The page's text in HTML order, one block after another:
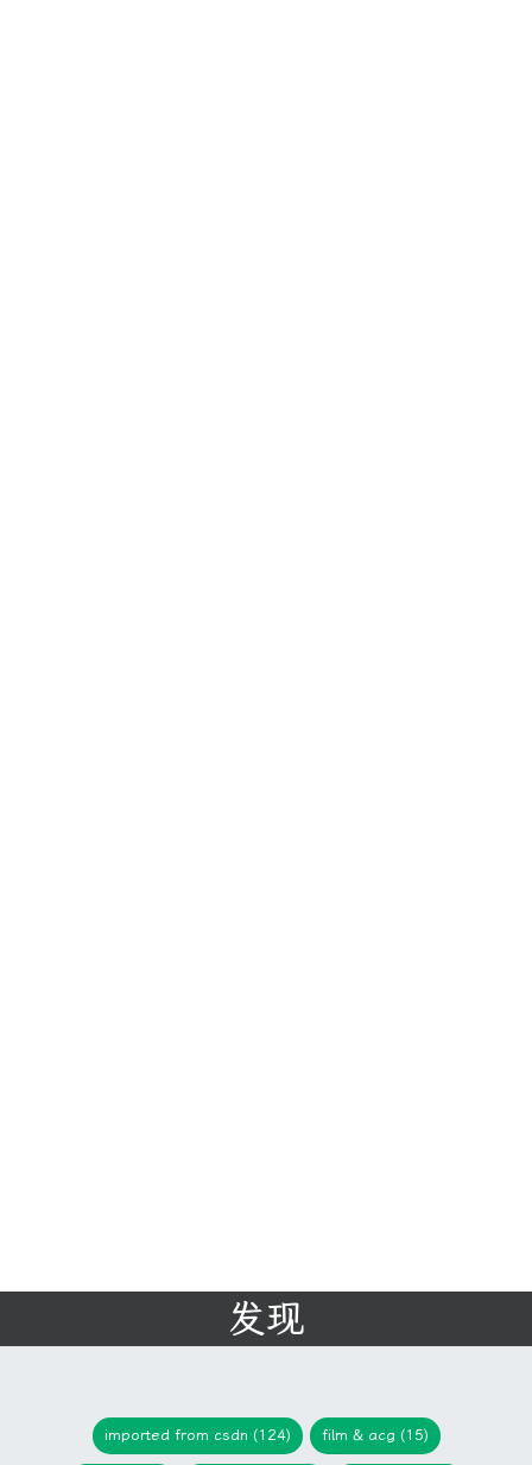
发现
imported from csdn (124) film & acg (15)